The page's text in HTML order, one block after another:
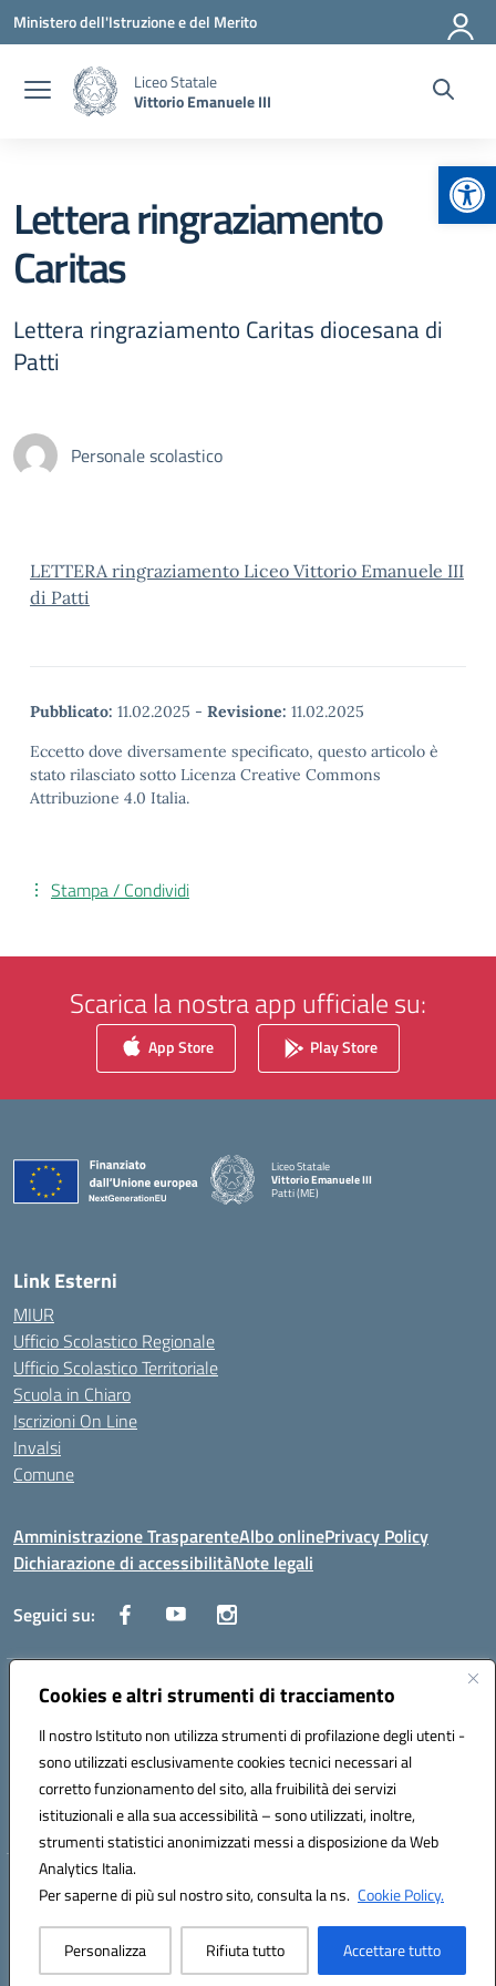
Cookies e altri strumenti di tracciamento
Il nostro Istituto non utilizza strumenti di profilazione degli utenti -
sono utilizzati esclusivamente cookies tecnici necessari al
corretto funzionamento del sito, alla fruibilità dei servizi
istituzionali e alla sua accessibilità – sono utilizzati, inoltre,
strumenti statistici anonimizzati messi a disposizione da Web
Analytics Italia.
Per saperne di più sul nostro sito, consulta la ns. Cookie Policy.
Personalizza Rifiuta tutto Accettare tutto
Vai ai contenuti
Vai al menu di navigazione
Vai al footer
Ministero dell'Istruzione e del Merito
Liceo Statale
Vittorio Emanuele III
Lettera ringraziamento
Caritas
Lettera ringraziamento Caritas diocesana di
Patti
Personale scolastico
LETTERA ringraziamento Liceo Vittorio Emanuele III
di Patti
Pubblicato: 11.02.2025 - Revisione: 11.02.2025
Eccetto dove diversamente specificato, questo articolo è
stato rilasciato sotto Licenza Creative Commons
Attribuzione 4.0 Italia.
Stampa / Condividi
Scarica la nostra app ufficiale su:
App Store Play Store
Liceo Statale
Vittorio Emanuele III
Patti (ME)
Link Esterni
MIUR
Ufficio Scolastico Regionale
Ufficio Scolastico Territoriale
Scuola in Chiaro
Iscrizioni On Line
Invalsi
Comune
Amministrazione TrasparenteAlbo onlinePrivacy Policy
Dichiarazione di accessibilitàNote legali
Seguici su:
Indirizzo:Via Trieste, 43 – 98066 Patti (ME)
Posta elettronica certificata (PEC):mepc060006@pec.istruzione.it
Codice fiscale: 86000610831
Codice meccanografico: MEPC060006
Hosting & Powered by 3D Solution S.r.l.
Concept & Design by Designers Italia